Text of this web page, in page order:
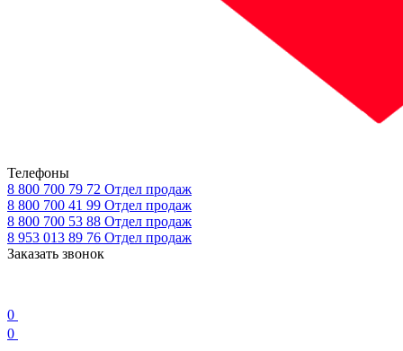
Телефоны
8 800 700 79 72 Отдел продаж
8 800 700 41 99 Отдел продаж
8 800 700 53 88 Отдел продаж
8 953 013 89 76 Отдел продаж
Заказать звонок
0
0